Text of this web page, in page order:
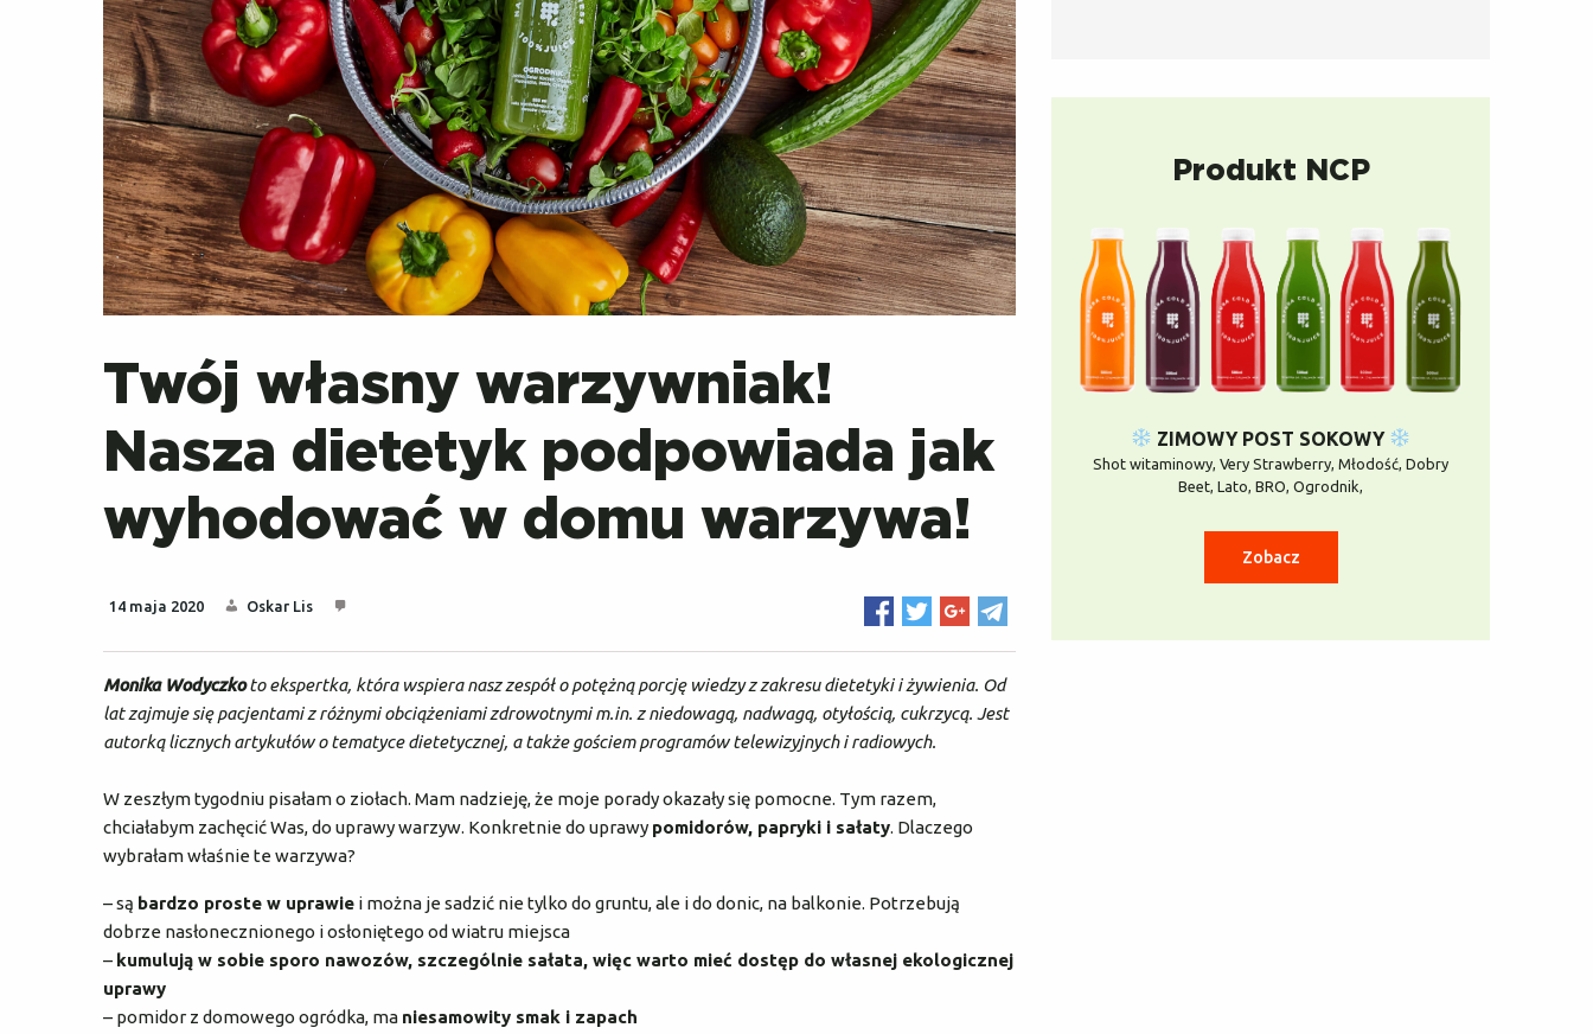
Twój własny warzywniak!
Nasza dietetyk podpowiada jak
wyhodować w domu warzywa!
14 maja 2020 Oskar Lis
Monika Wodyczkoto ekspertka, która wspiera nasz zespół o potężną porcję wiedzy z zakresu dietetyki i żywienia. Od
lat zajmuje się pacjentami z różnymi obciążeniami zdrowotnymi m.in. z niedowagą, nadwagą, otyłością, cukrzycą. Jest
autorką licznych artykułów o tematyce dietetycznej, a także gościem programów telewizyjnych i radiowych.
W zeszłym tygodniu pisałam o ziołach. Mam nadzieję, że moje porady okazały się pomocne. Tym razem,
chciałabym zachęcić Was, do uprawy warzyw. Konkretnie do uprawy pomidorów, papryki i sałaty. Dlaczego
wybrałam właśnie te warzywa?
– są bardzo proste w uprawie i można je sadzić nie tylko do gruntu, ale i do donic, na balkonie. Potrzebują
dobrze nasłonecznionego i osłoniętego od wiatru miejsca
– kumulują w sobie sporo nawozów, szczególnie sałata, więc warto mieć dostęp do własnej ekologicznej
uprawy
– pomidor z domowego ogródka, ma niesamowity smak i zapach
Produkt NCP
ZIMOWY POST SOKOWY
Shot witaminowy, Very Strawberry, Młodość, Dobry
Beet, Lato, BRO, Ogrodnik,
Zobacz